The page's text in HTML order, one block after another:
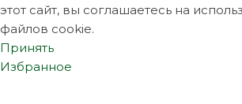
этот сайт, вы соглашаетесь на
файлов cookie.
Принять
Избранное